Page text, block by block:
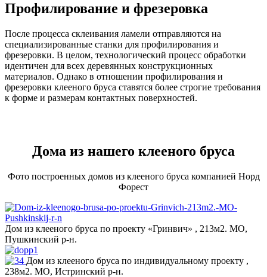
Профилирование и фрезеровка
После процесса склеивания ламели отправляются на
специализированные станки для профилирования и
фрезеровки. В целом, технологический процесс обработки
идентичен для всех деревянных конструкционных
материалов. Однако в отношении профилирования и
фрезеровки клееного бруса ставятся более строгие требования
к форме и размерам контактных поверхностей.
Дома из нашего клееного бруса
Фото построенных домов из клееного бруса компанией Норд
Форест
Дом из клееного бруса по проекту «Гринвич» , 213м2. МО,
Пушкинский р-н.
Дом из клееного бруса по индивидуальному проекту ,
238м2. МО, Истринский р-н.